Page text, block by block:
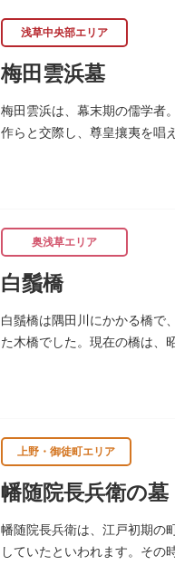
浅草中央部エリア
梅田雲浜墓
梅田雲浜は、幕末期の儒学者
作らと交際し、尊皇攘夷を唱
奥浅草エリア
白鬚橋
白鬚橋は隅田川にかかる橋で
た木橋でした。現在の橋は、
上野・御徒町エリア
幡随院長兵衛の墓
幡随院長兵衛は、江戸初期の
していたといわれます。その